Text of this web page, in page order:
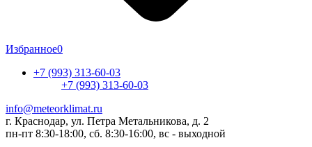
Избранное0
+7 (993) 313-60-03
+7 (993) 313-60-03
info@meteorklimat.ru
г. Краснодар, ул. Петра Метальникова, д. 2
пн-пт 8:30-18:00, сб. 8:30-16:00, вс - выходной